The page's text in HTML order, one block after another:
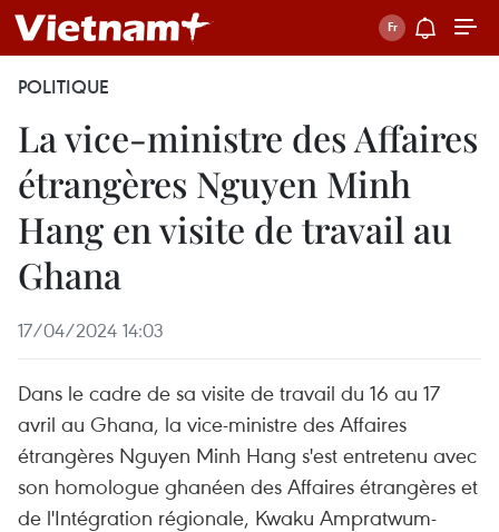
POLITIQUE
La vice-ministre des Affaires
étrangères Nguyen Minh
Hang en visite de travail au
Ghana
17/04/2024 14:03
Dans le cadre de sa visite de travail du 16 au 17
avril au Ghana, la vice-ministre des Affaires
étrangères Nguyen Minh Hang s'est entretenu avec
son homologue ghanéen des Affaires étrangères et
de l'Intégration régionale, Kwaku Ampratwum-